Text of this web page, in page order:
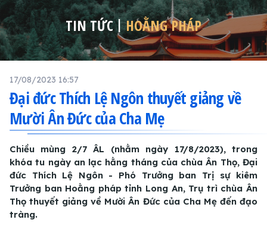
TIN TỨC HOẰNG PHÁP
17/08/2023 16:57
Đại đức Thích Lệ Ngôn thuyết giảng về
Mười Ân Đức của Cha Mẹ
Chiều mùng 2/7 ÂL (nhằm ngày 17/8/2023), trong
khóa tu ngày an lạc hằng tháng của chùa Ân Thọ, Đại
đức Thích Lệ Ngôn - Phó Trưởng ban Trị sự kiêm
Trưởng ban Hoằng pháp tỉnh Long An, Trụ trì chùa Ân
Thọ thuyết giảng về Mười Ân Đức của Cha Mẹ đến đạo
tràng.